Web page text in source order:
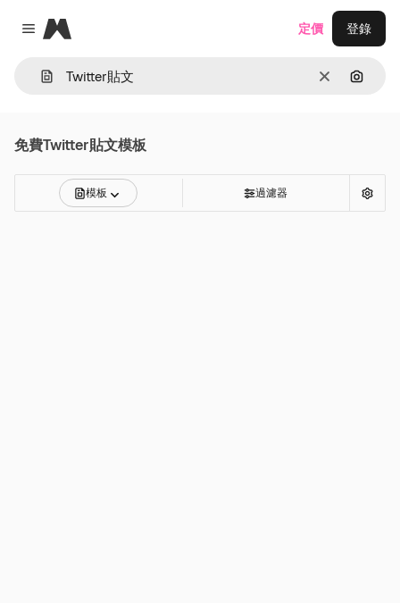
Close menu
Magnific
清除 通過圖
定價 登錄
免費Twitter貼文模板
模板 過濾器